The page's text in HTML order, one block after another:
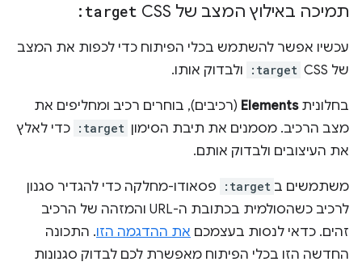
תמיכה באילוץ המצב של CSS :target
עכשיו אפשר להשתמש בכלי הפיתוח כדי לכפות את המצב
של CSS
:target ולבדוק אותו.
בחלוניתElements (רכיבים), בוחרים רכיב ומחליפים את
מצב הרכיב. מסמנים את תיבת הסימון :target כדי לאלץ
את העיצובים ולבדוק אותם.
משתמשים ב :target
פסאודו-מחלקה כדי להגדיר סגנון
לרכיב כשהסולמית בכתובת ה-URL והמזהה של הרכיב
זהים. כדאי לנסות בעצמכם את ההדגמה הזו. התכונה
החדשה הזו בכלי הפיתוח מאפשרת לכם לבדוק סגנונות